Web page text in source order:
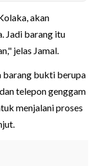
akan
Jadi barang itu
jelas Jamal.
barang bukti berupa
telepon genggam
menjalani proses